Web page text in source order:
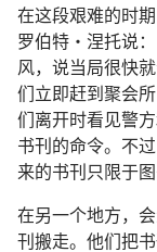
在这段艰难的时
罗伯特·涅托说
风，说当局很快
们立即赶到聚会
们离开时看见警
书刊的命令。不
来的书刊只限于
在另一个地方，
刊搬走。他们把